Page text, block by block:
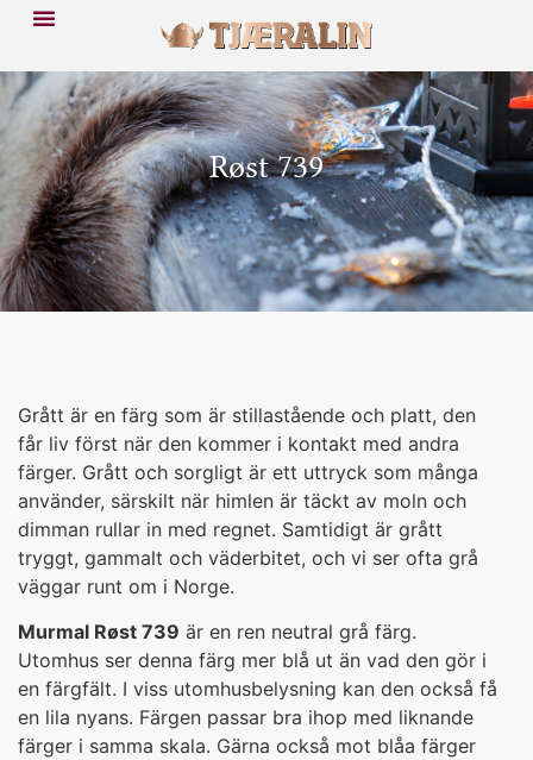
Røst 739
Grått är en färg som är stillastående och platt, den
får liv först när den kommer i kontakt med andra
färger. Grått och sorgligt är ett uttryck som många
använder, särskilt när himlen är täckt av moln och
dimman rullar in med regnet. Samtidigt är grått
tryggt, gammalt och väderbitet, och vi ser ofta grå
väggar runt om i Norge.
Murmal Røst 739 är en ren neutral grå färg.
Utomhus ser denna färg mer blå ut än vad den gör i
en färgfält. I viss utomhusbelysning kan den också få
en lila nyans. Färgen passar bra ihop med liknande
färger i samma skala. Gärna också mot blåa färger